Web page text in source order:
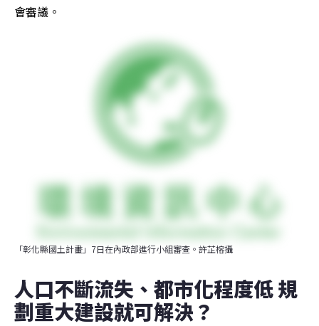
會審議。
「彰化縣國土計畫」7日在內政部進行小組審查。許芷榕攝
人口不斷流失、都市化程度低 規
劃重大建設就可解決？